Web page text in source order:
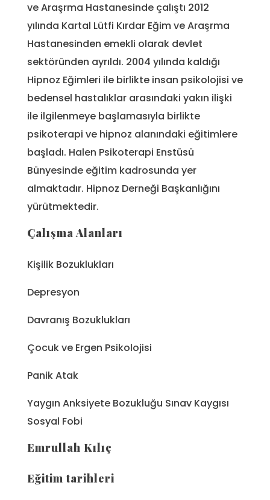
ve Araşrma Hastanesinde çalıştı 2012
yılında Kartal Lütfi Kırdar Eğim ve Araşrma
Hastanesinden emekli olarak devlet
sektöründen ayrıldı. 2004 yılında kaldığı
Hipnoz Eğimleri ile birlikte insan psikolojisi ve
bedensel hastalıklar arasındaki yakın ilişki
ile ilgilenmeye başlamasıyla birlikte
psikoterapi ve hipnoz alanındaki eğitimlere
başladı. Halen Psikoterapi Enstüsü
Bünyesinde eğitim kadrosunda yer
almaktadır. Hipnoz Derneği Başkanlığını
yürütmektedir.
Çalışma Alanları
Kişilik Bozuklukları
Depresyon
Davranış Bozuklukları
Çocuk ve Ergen Psikolojisi
Panik Atak
Yaygın Anksiyete Bozukluğu Sınav Kaygısı
Sosyal Fobi
Emrullah Kılıç
Eğitim tarihleri